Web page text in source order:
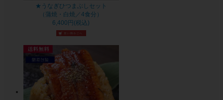
★うなぎひつまぶしセット
（蒲焼・白焼／4食分）
6,400円(税込)